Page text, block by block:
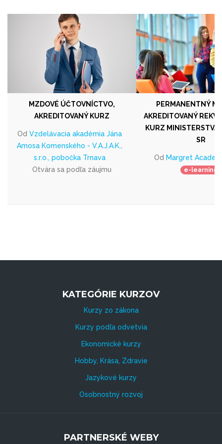
MZDOVÉ ÚČTOVNÍCTVO,
AKREDITOVANÝ KURZ
Od Vzdelávacia akadémia Jána
Amosa Komenského - V.A.J.A.K.,
s.r.o., pobočka Trnava
Otvára sa podľa záujmu
PERMANENTNÝ
AKREDITOVANÝ
KURZ MINISTERSTVA
SR
Od Margret
e-learning
KATEGÓRIE KURZOV
Kurzy zo zákona
Kurzy podľa odvetvia
Ekonomické kurzy
Hobby, Krása, Zdravie
Jazykové kurzy
Osobnostný rozvoj
PARTNERSKÉ WEBY